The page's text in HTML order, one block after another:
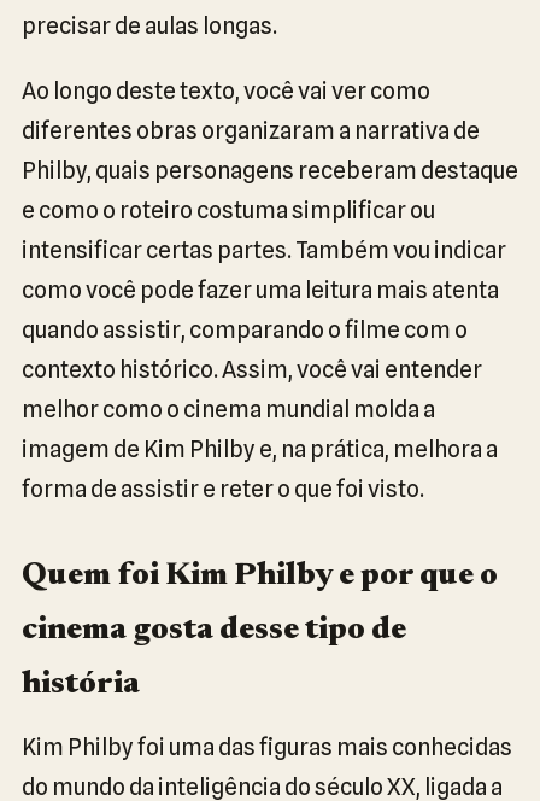
precisar de aulas longas.
Ao longo deste texto, você vai ver como
diferentes obras organizaram a narrativa de
Philby, quais personagens receberam destaque
e como o roteiro costuma simplificar ou
intensificar certas partes. Também vou indicar
como você pode fazer uma leitura mais atenta
quando assistir, comparando o filme com o
contexto histórico. Assim, você vai entender
melhor como o cinema mundial molda a
imagem de Kim Philby e, na prática, melhora a
forma de assistir e reter o que foi visto.
Quem foi Kim Philby e por que o
cinema gosta desse tipo de
história
Kim Philby foi uma das figuras mais conhecidas
do mundo da inteligência do século XX, ligada a